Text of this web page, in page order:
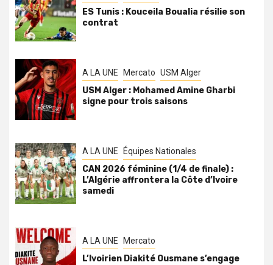
ES Tunis : Kouceila Boualia résilie son
contrat
A LA UNE Mercato USM Alger
USM Alger : Mohamed Amine Gharbi
signe pour trois saisons
A LA UNE Équipes Nationales
CAN 2026 féminine (1/4 de finale) :
L’Algérie affrontera la Côte d’Ivoire
samedi
A LA UNE Mercato
L’Ivoirien Diakité Ousmane s’engage